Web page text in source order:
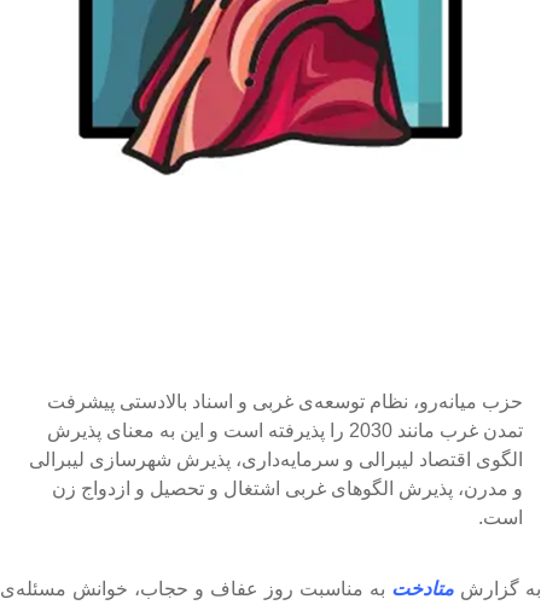
حزب میانه‌رو، نظام توسعه‌ی غربی و اسناد بالادستی پیشرفت
تمدن غرب مانند 2030 را پذیرفته است و این به معنای پذیرش
الگوی اقتصاد لیبرالی و سرمایه‌داری، پذیرش شهرسازی لیبرالی
و مدرن، پذیرش الگوهای غربی اشتغال و تحصیل و ازدواج زن
است.
گزارش متادختبه مناسبت روز عفاف و حجاب، خوانش مسئله‌ی